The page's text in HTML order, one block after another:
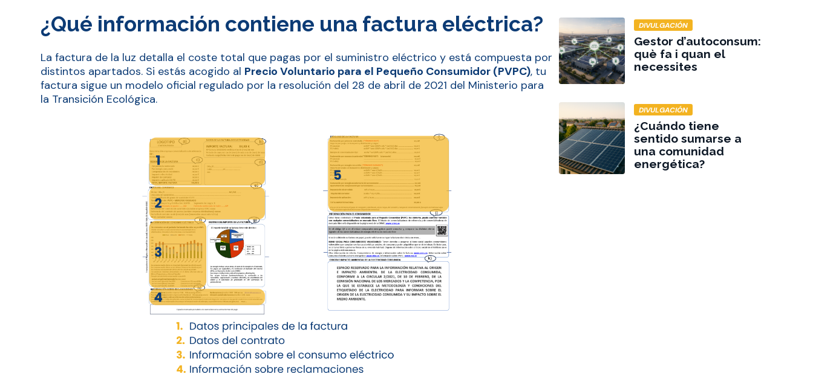
¿Qué información contiene una factura eléctrica?
La factura de la luz detalla el coste total que pagas por el suministro eléctrico y está compuesta por
distintos apartados. Si estás acogido al Precio Voluntario para el Pequeño Consumidor (PVPC), tu
factura sigue un modelo oficial regulado por la resolución del 28 de abril de 2021 del Ministerio para
la Transición Ecológica.
DIVULGACIÓN
Gestor d’autoconsum:
què fa i quan el
necessites
DIVULGACIÓN
¿Cuándo tiene
sentido sumarse a
una comunidad
energética?